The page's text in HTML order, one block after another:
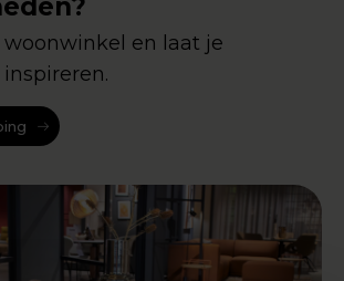
woonwinkel en laat je